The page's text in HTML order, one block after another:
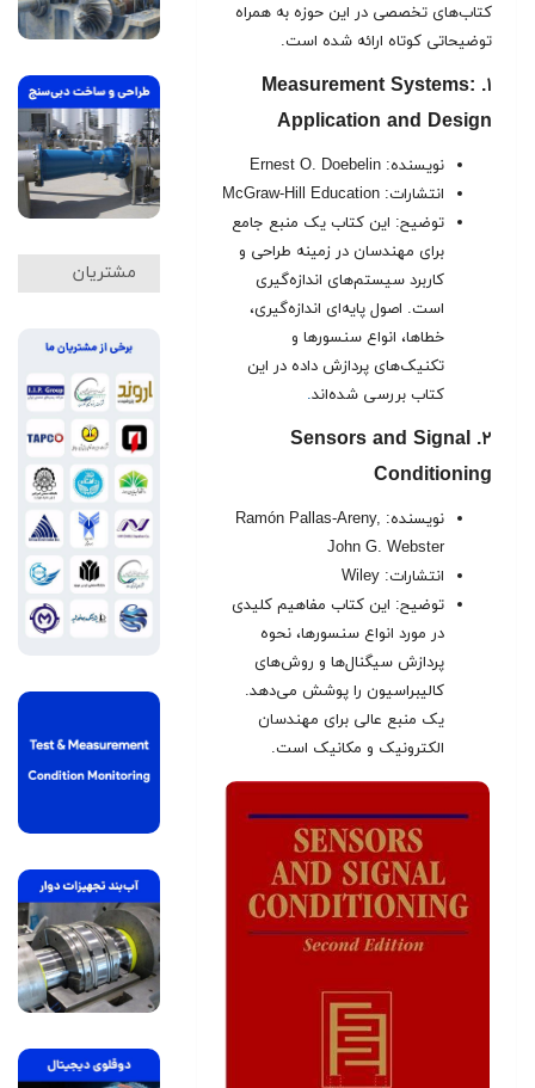
کتاب‌های تخصصی در این حوزه به همراه
توضیحاتی کوتاه ارائه شده است.
۱. Measurement Systems:
Application and Design
نویسنده: Ernest O. Doebelin
انتشارات: McGraw-Hill Education
توضیح: این کتاب یک منبع جامع
برای مهندسان در زمینه طراحی و
کاربرد سیستم‌های اندازه‌گیری
است. اصول پایه‌ای اندازه‌گیری،
خطاها، انواع سنسورها و
تکنیک‌های پردازش داده در این
کتاب بررسی شده‌اند.
۲. Sensors and Signal
Conditioning
نویسنده: Ramón Pallas-Areny,
John G. Webster
انتشارات: Wiley
توضیح: این کتاب مفاهیم کلیدی
در مورد انواع سنسورها، نحوه
پردازش سیگنال‌ها و روش‌های
کالیبراسیون را پوشش می‌دهد.
یک منبع عالی برای مهندسان
الکترونیک و مکانیک است.
مشتریان